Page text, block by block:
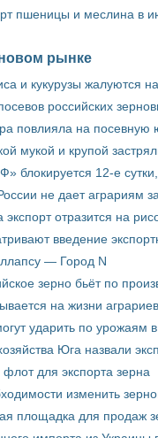
пшеницы и меслина в
рынке
и кукурузы жалуются
российских
повлияла на
мукой и крупой
блокируется 12-е
не дает аграриям
отразится на
введение
— Город N
зерно бьёт по
на жизни аграриев
ударить по урожаям
Юга назвали
для экспорта зерна
изменить
площадка для продаж